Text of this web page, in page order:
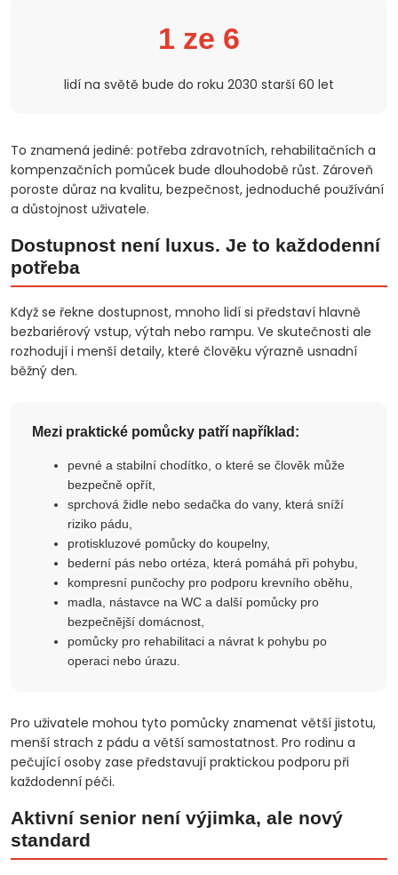
1 ze 6
lidí na světě bude do roku 2030 starší 60 let
To znamená jediné: potřeba zdravotních, rehabilitačních a
kompenzačních pomůcek bude dlouhodobě růst. Zároveň
poroste důraz na kvalitu, bezpečnost, jednoduché používání
a důstojnost uživatele.
Dostupnost není luxus. Je to každodenní
potřeba
Když se řekne dostupnost, mnoho lidí si představí hlavně
bezbariérový vstup, výtah nebo rampu. Ve skutečnosti ale
rozhodují i menší detaily, které člověku výrazně usnadní
běžný den.
Mezi praktické pomůcky patří například:
pevné a stabilní chodítko, o které se člověk může
bezpečně opřít,
sprchová židle nebo sedačka do vany, která sníží
riziko pádu,
protiskluzové pomůcky do koupelny,
bederní pás nebo ortéza, která pomáhá při pohybu,
kompresní punčochy pro podporu krevního oběhu,
madla, nástavce na WC a další pomůcky pro
bezpečnější domácnost,
pomůcky pro rehabilitaci a návrat k pohybu po
operaci nebo úrazu.
Pro uživatele mohou tyto pomůcky znamenat větší jistotu,
menší strach z pádu a větší samostatnost. Pro rodinu a
pečující osoby zase představují praktickou podporu při
každodenní péči.
Aktivní senior není výjimka, ale nový
standard